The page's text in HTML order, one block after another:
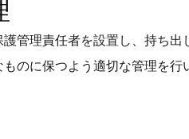
管理責任者を設置し、持ち出
のに保つよう適切な管理を行